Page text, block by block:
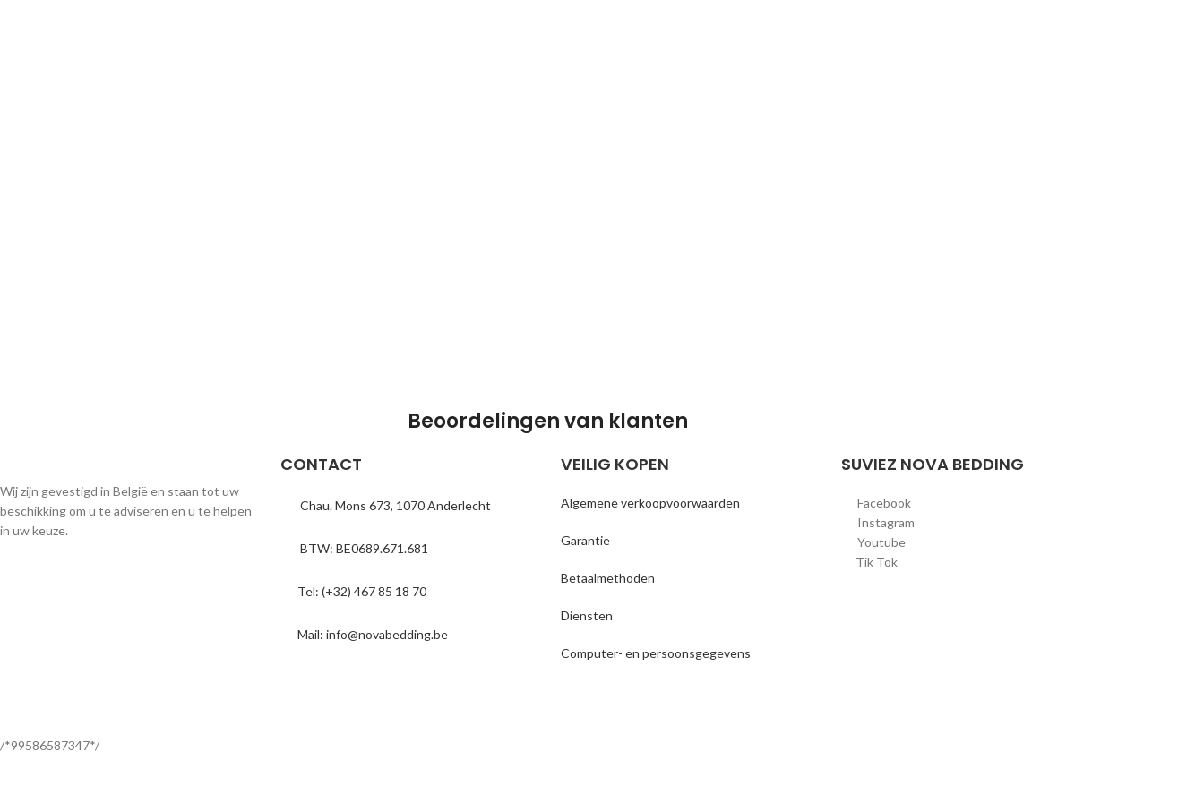
Beoordelingen van klanten
Wij zijn gevestigd in België en staan tot uw
beschikking om u te adviseren en u te helpen
in uw keuze.
CONTACT
Chau. Mons 673, 1070 Anderlecht
BTW: BE0689.671.681
Tel: (+32) 467 85 18 70
Mail: info@novabedding.be
VEILIG KOPEN
Algemene verkoopvoorwaarden
Garantie
Betaalmethoden
Diensten
Computer- en persoonsgegevens
SUVIEZ NOVA BEDDING
Facebook
Instagram
Youtube
Tik Tok
/*99586587347*/